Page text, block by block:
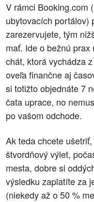
V rámci Booking.com
ubytovacích portálov)
zarezervujete, tým
mať. Ide o bežnú
chát, ktorá vychádza
oveľa finančne aj
si totižto objednáte 7
čata uprace, no
po vašom odchode.
Ak teda chcete
štvordňový výlet,
mesta, dobre si
výsledku zaplatíte za
(niekedy až o 50 %